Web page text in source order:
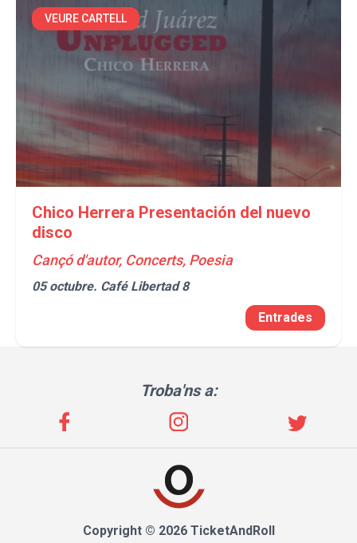
VEURE CARTELL
Chico Herrera Presentación del nuevo
disco
Cançó d'autor, Concerts, Poesia
05 octubre. Café Libertad 8
Entrades
Troba'ns a:
Copyright © 2026 TicketAndRoll